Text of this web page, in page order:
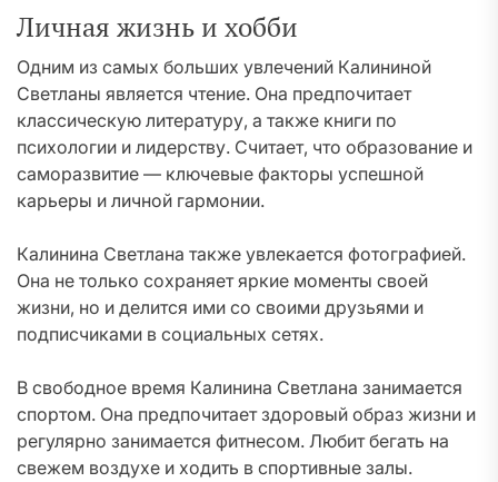
Личная жизнь и хобби
Одним из самых больших увлечений Калининой
Светланы является чтение. Она предпочитает
классическую литературу, а также книги по
психологии и лидерству. Считает, что образование и
саморазвитие — ключевые факторы успешной
карьеры и личной гармонии.
Калинина Светлана также увлекается фотографией.
Она не только сохраняет яркие моменты своей
жизни, но и делится ими со своими друзьями и
подписчиками в социальных сетях.
В свободное время Калинина Светлана занимается
спортом. Она предпочитает здоровый образ жизни и
регулярно занимается фитнесом. Любит бегать на
свежем воздухе и ходить в спортивные залы.